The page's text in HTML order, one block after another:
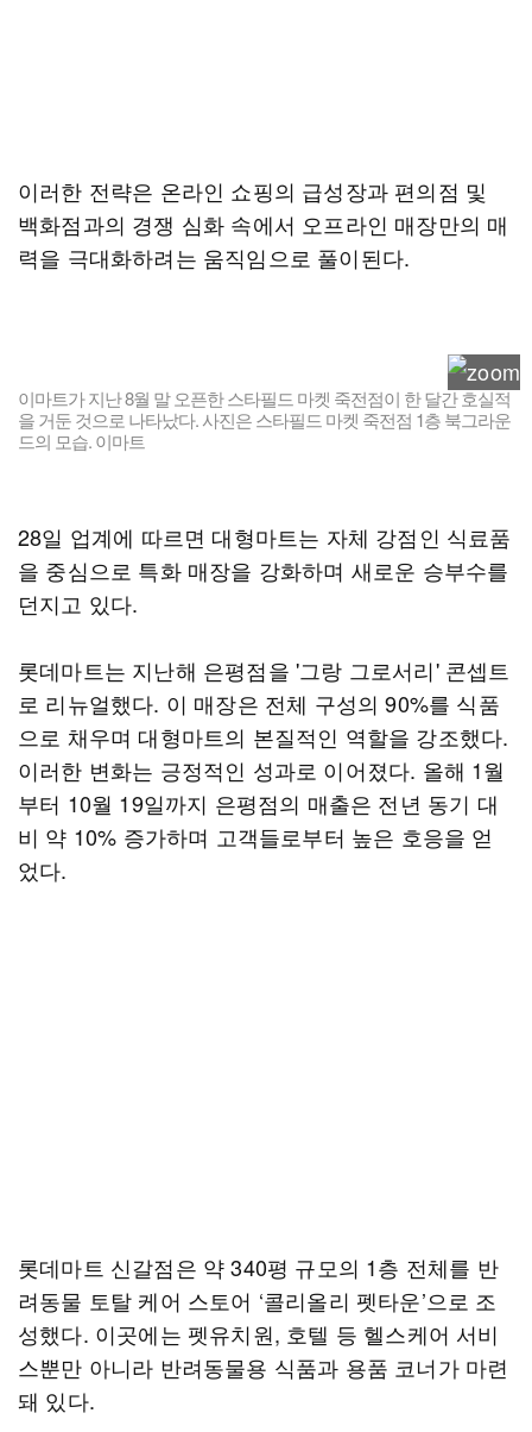
이러한 전략은 온라인 쇼핑의 급성장과 편의점 및
백화점과의 경쟁 심화 속에서 오프라인 매장만의 매
력을 극대화하려는 움직임으로 풀이된다.
이마트가 지난 8월 말 오픈한 스타필드 마켓 죽전점이 한 달간 호실적
을 거둔 것으로 나타났다. 사진은 스타필드 마켓 죽전점 1층 북그라운
드의 모습. 이마트
28일 업계에 따르면 대형마트는 자체 강점인 식료품
을 중심으로 특화 매장을 강화하며 새로운 승부수를
던지고 있다.
롯데마트는 지난해 은평점을 '그랑 그로서리' 콘셉트
로 리뉴얼했다. 이 매장은 전체 구성의 90%를 식품
으로 채우며 대형마트의 본질적인 역할을 강조했다.
이러한 변화는 긍정적인 성과로 이어졌다. 올해 1월
부터 10월 19일까지 은평점의 매출은 전년 동기 대
비 약 10% 증가하며 고객들로부터 높은 호응을 얻
었다.
롯데마트 신갈점은 약 340평 규모의 1층 전체를 반
려동물 토탈 케어 스토어 ‘콜리올리 펫타운’으로 조
성했다. 이곳에는 펫유치원, 호텔 등 헬스케어 서비
스뿐만 아니라 반려동물용 식품과 용품 코너가 마련
돼 있다.